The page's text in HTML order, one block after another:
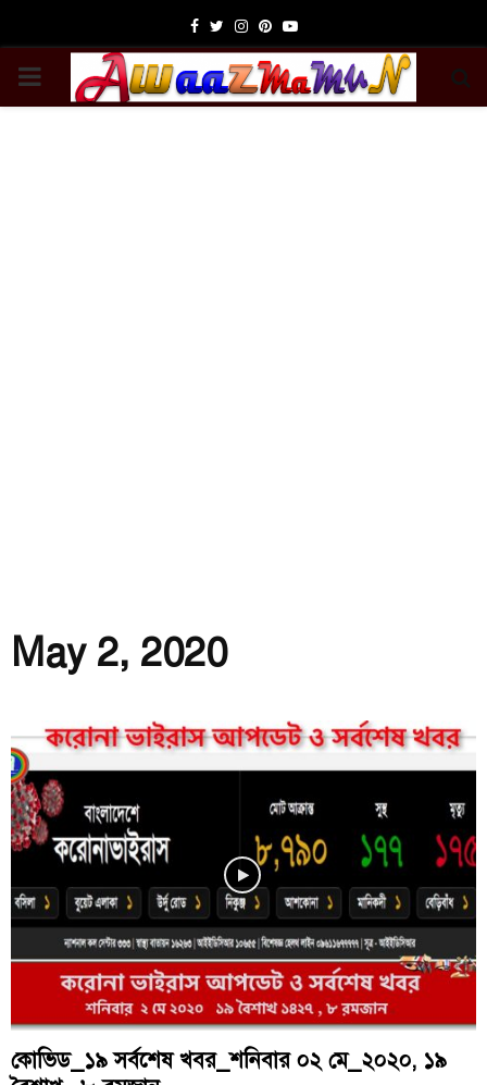
Facebook
TwitterInstagram
Pinterest
Youtube
PRIMARY
May 2, 2020
কোভিড_১৯ সর্বশেষ খবর_শনিবার ০২ মে_২০২০, ১৯